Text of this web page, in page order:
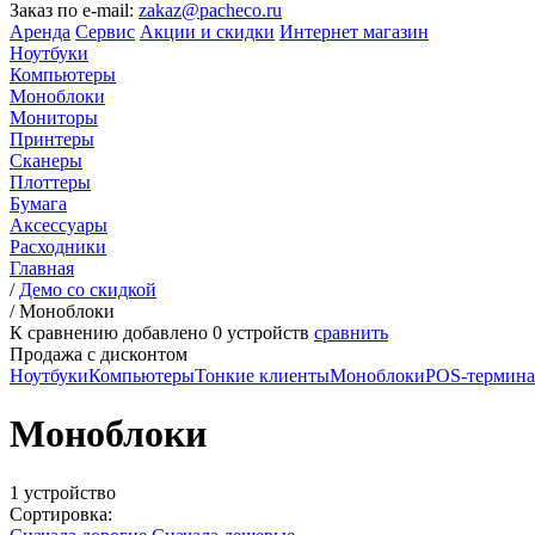
Заказ по e-mail: zakaz@pacheco.ru
Аренда Сервис Акции и скидки Интернет магазин
Ноутбуки
Компьютеры
Моноблоки
Мониторы
Принтеры
Сканеры
Плоттеры
Бумага
Аксессуары
Расходники
Главная
/ Демо со скидкой
/Моноблоки
К сравнению добавлено 0 устройств сравнить
Продажа с дисконтом
НоутбукиКомпьютерыТонкие клиентыМоноблокиPOS-
Моноблоки
1 устройство
Сортировка: